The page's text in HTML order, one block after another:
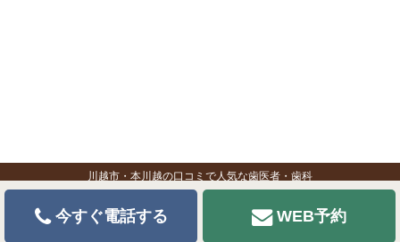
川越市・本川越の口コミで人気な歯医者・歯科
今すぐ電話する WEB予約